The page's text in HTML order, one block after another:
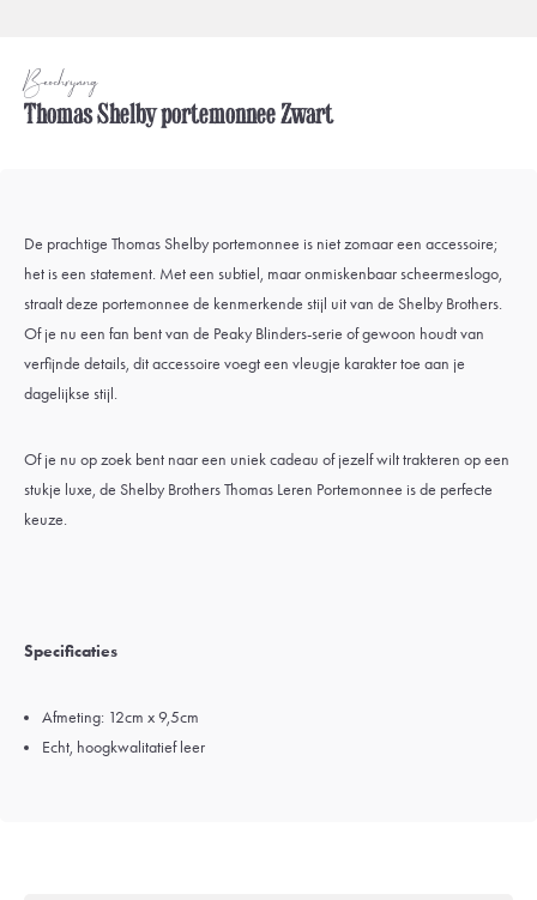
Beschrijving
Thomas Shelby portemonnee Zwart
De prachtige Thomas Shelby portemonnee is niet zomaar een accessoire;
het is een statement. Met een subtiel, maar onmiskenbaar scheermeslogo,
straalt deze portemonnee de kenmerkende stijl uit van de Shelby Brothers.
Of je nu een fan bent van de Peaky Blinders-serie of gewoon houdt van
verfijnde details, dit accessoire voegt een vleugje karakter toe aan je
dagelijkse stijl.
Of je nu op zoek bent naar een uniek cadeau of jezelf wilt trakteren op een
stukje luxe, de Shelby Brothers Thomas Leren Portemonnee is de perfecte
keuze.
Specificaties
Afmeting: 12cm x 9,5cm
Echt, hoogkwalitatief leer